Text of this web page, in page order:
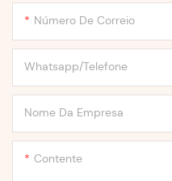
Número De Correio
Whatsapp/Telefone
Nome Da Empresa
Contente